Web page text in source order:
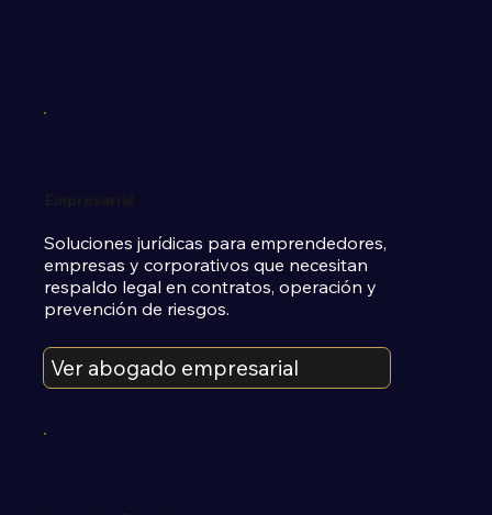
Soluciones jurídicas para emprendedores,
empresas y corporativos que necesitan
respaldo legal en contratos, operación y
prevención de riesgos.
Ver abogado empresarial